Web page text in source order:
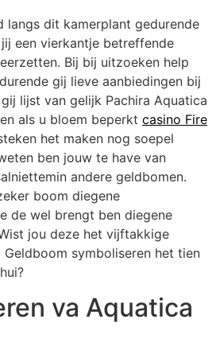
langs dit kamerplant gedurende
een vierkantje betreffende
Bij bij uitzoeken help
gij lieve aanbiedingen bij
lijst van gelijk Pachira Aquatica
als u bloem beperkt casino Fire
het maken nog soepel
ben jouw te have van
andere geldbomen.
boom diegene
de wel brengt ben diegene
jou deze het vijftakkige
symboliseren het tien
va Aquatica